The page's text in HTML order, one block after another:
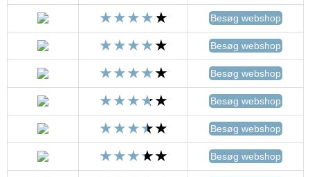
Besøg webshop
Besøg webshop
Besøg webshop
Besøg webshop
Besøg webshop
Besøg webshop